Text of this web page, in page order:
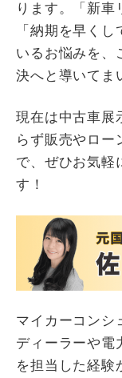
ります。「新車
「納期を早く
いるお悩みを、
決へと導いてま
現在は中古車展
らず販売やロー
で、ぜひお気軽
す！
マイカーコンシ
ディーラーや電
を担当した経験